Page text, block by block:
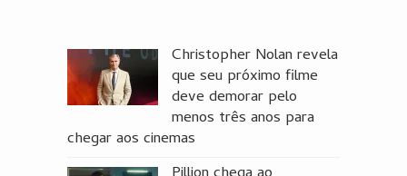
Christopher Nolan revela
que seu próximo filme
deve demorar pelo
menos três anos para
chegar aos cinemas